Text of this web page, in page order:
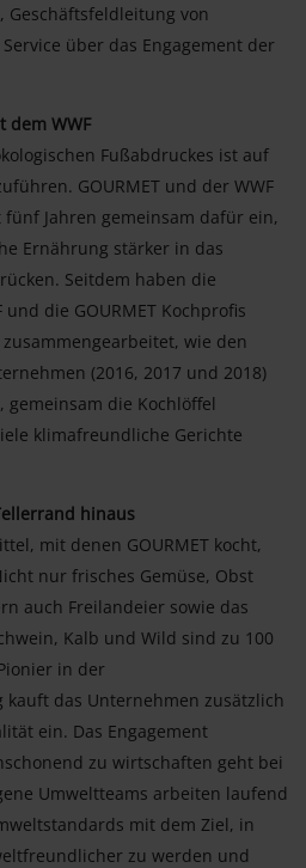
Geschäftsfeldleitung von
Service über das Engagement der
dem WWF
Fußabdruckes ist auf
GOURMET und der WWF
Jahren gemeinsam dafür ein,
Ernährung stärker in das
Seitdem haben die
die GOURMET Kochprofis
wie den
(2016, 2017 und 2018)
gemeinsam die Kochlöffel
klimafreundliche Gerichte
hinaus
mit denen GOURMET kocht,
nur frisches Gemüse, Obst
auch Freilandeier sowie das
Kalb und Wild sind zu 100
in der
kauft das Unternehmen zusätzlich
ein. Das Engagement
zu wirtschaften geht bei
Umweltteams arbeiten laufend
mit dem Ziel, in
zu werden und